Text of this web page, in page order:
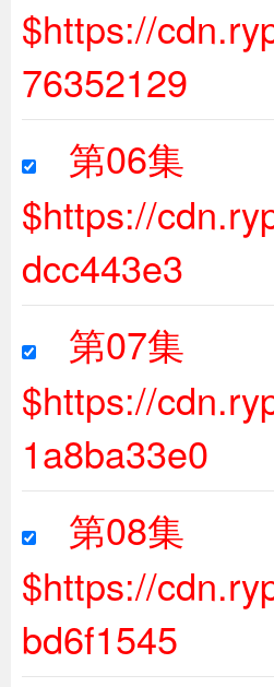
$https://
76352129
第06集
$https://
dcc443e3
第07集
$https://
1a8ba33e0
第08集
$https://
bd6f1545